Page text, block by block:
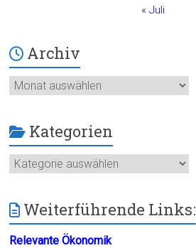
« Juli
Archiv
Archiv
Kategorien
Kategorien
Weiterführende Links:
Relevante Ökonomik